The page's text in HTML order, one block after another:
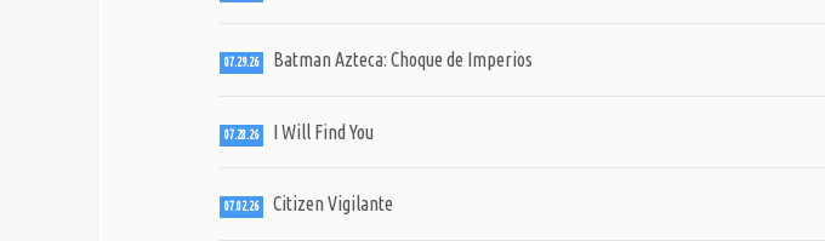
07.29.26 Batman Azteca: Choque de Imperios
07.28.26 I Will Find You
07.02.26 Citizen Vigilante